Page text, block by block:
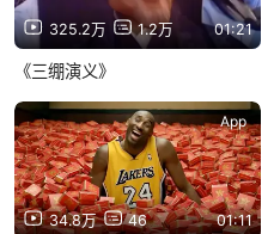
325.2万 1.2万 01:21
《三绷演义》
34.8万 46 01:11
App